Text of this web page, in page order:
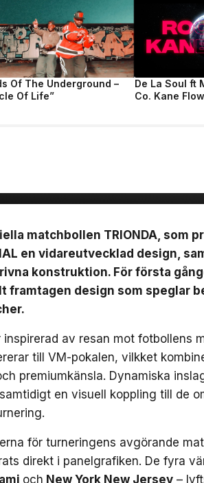
Of The Underground –
Of Life”
De La Soul ft
Co. Kane
matchbollen TRIONDA, som
en vidareutvecklad design,
konstruktion. För första
framtagen design som speglar
inspirerad av resan mot fotbollens
till VM-pokalen, vilkket
premiumkänsla. Dynamiska
en visuell koppling till de
för turneringens avgörande
direkt i panelgrafiken. De fyra
och New York New Jersey –